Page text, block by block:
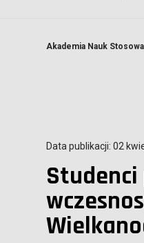
Akademia Nauk
Data publikacji: 02